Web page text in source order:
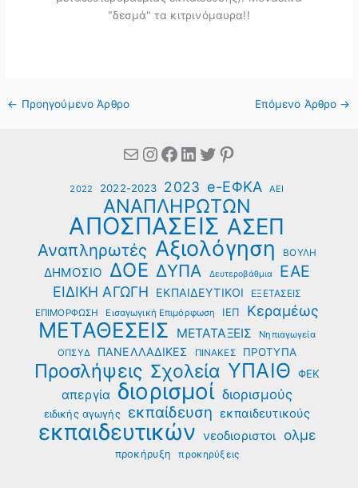
"δεσμά" τα κιτρινόμαυρα!!
← Προηγούμενο Άρθρο Επόμενο Άρθρο →
MailInstagram
Facebook
Linkedin
Twitter
Pinterest
2022 2022-2023 2023 e-ΕΦΚΑ ΑΕΙ
ΑΝΑΠΛΗΡΩΤΩΝ
ΑΠΟΣΠΑΣΕΙΣ ΑΣΕΠ
Αναπληρωτές Αξιολόγηση ΒΟΥΛΗ
ΔΗΜΟΣΙΟ ΔΟΕ ΔΥΠΑ Δευτεροβάθμια ΕΑΕ
ΕΙΔΙΚΗ ΑΓΩΓΗ ΕΚΠΑΙΔΕΥΤΙΚΟΙ ΕΞΕΤΑΣΕΙΣ
ΕΠΙΜΟΡΦΩΣΗ Εισαγωγική Επιμόρφωση ΙΕΠ Κεραμέως
ΜΕΤΑΘΕΣΕΙΣ ΜΕΤΑΤΑΞΕΙΣ
Νηπιαγωγεία
ΟΠΣΥΔ
ΠΑΝΕΛΛΑΔΙΚΕΣ ΠΙΝΑΚΕΣ ΠΡΟΤΥΠΑ
Προσλήψεις Σχολεία ΥΠΑΙΘ ΦΕΚ
απεργία διορισμοί διορισμούς
ειδικής αγωγής εκπαίδευση εκπαιδευτικούς
εκπαιδευτικών νεοδιοριστοι ολμε
προκήρυξη προκηρύξεις